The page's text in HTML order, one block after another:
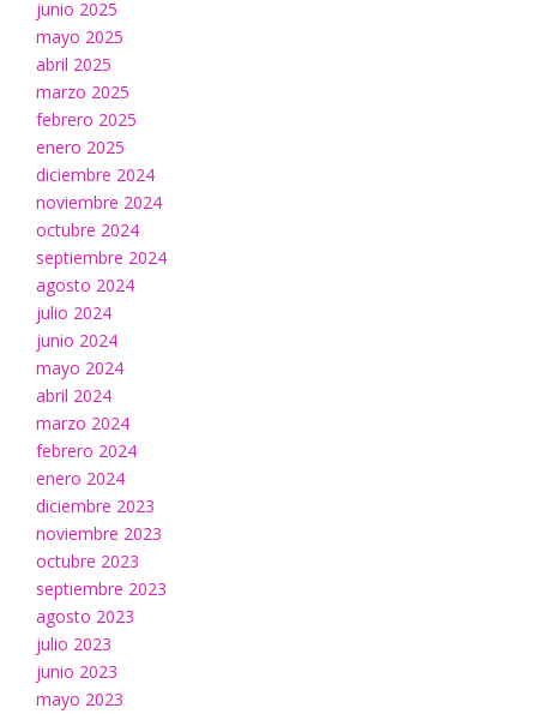
junio 2025
mayo 2025
abril 2025
marzo 2025
febrero 2025
enero 2025
diciembre 2024
noviembre 2024
octubre 2024
septiembre 2024
agosto 2024
julio 2024
junio 2024
mayo 2024
abril 2024
marzo 2024
febrero 2024
enero 2024
diciembre 2023
noviembre 2023
octubre 2023
septiembre 2023
agosto 2023
julio 2023
junio 2023
mayo 2023